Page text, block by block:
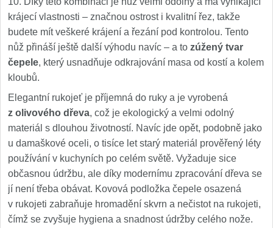
krájecí vlastnosti – značnou ostrost i kvalitní řez, takže
budete mít veškeré krájení a řezání pod kontrolou. Tento
nůž přináší ještě další výhodu navíc – a to zúžený tvar
čepele, který usnadňuje odkrajování masa od kostí a kolem
kloubů.
Elegantní rukojeť je příjemná do ruky a je vyrobená
z olivového dřeva, což je ekologický a velmi odolný
materiál s dlouhou životností. Navíc jde opět, podobně jako
u damaškové oceli, o tisíce let starý materiál prověřený léty
používání v kuchyních po celém světě. Vyžaduje sice
občasnou údržbu, ale díky modernímu zpracování dřeva se
jí není třeba obávat. Kovová podložka čepele osazená
v rukojeti zabraňuje hromadění skvrn a nečistot na rukojeti,
čímž se zvyšuje hygiena a snadnost údržby celého nože.